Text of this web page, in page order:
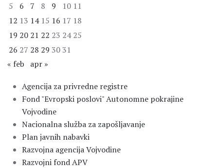
5
6 7 8 9 10 11
12 13 14 15 16 17 18
19 20 21 22 23 24 25
26 27 28 29 30 31
« feb
apr »
Agencija za privredne registre
Fond "Evropski poslovi" Autonomne pokrajine
Vojvodine
Nacionalna služba za zapošljavanje
Plan javnih nabavki
Razvojna agencija Vojvodine
Razvojni fond APV